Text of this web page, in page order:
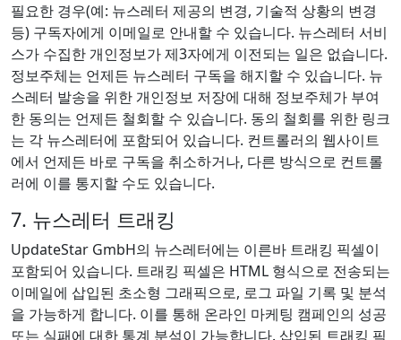
필요한 경우(예: 뉴스레터 제공의 변경, 기술적 상황의 변경
등) 구독자에게 이메일로 안내할 수 있습니다. 뉴스레터 서비
스가 수집한 개인정보가 제3자에게 이전되는 일은 없습니다.
정보주체는 언제든 뉴스레터 구독을 해지할 수 있습니다. 뉴
스레터 발송을 위한 개인정보 저장에 대해 정보주체가 부여
한 동의는 언제든 철회할 수 있습니다. 동의 철회를 위한 링크
는 각 뉴스레터에 포함되어 있습니다. 컨트롤러의 웹사이트
에서 언제든 바로 구독을 취소하거나, 다른 방식으로 컨트롤
러에 이를 통지할 수도 있습니다.
7. 뉴스레터 트래킹
UpdateStar GmbH의 뉴스레터에는 이른바 트래킹 픽셀이
포함되어 있습니다. 트래킹 픽셀은 HTML 형식으로 전송되는
이메일에 삽입된 초소형 그래픽으로, 로그 파일 기록 및 분석
을 가능하게 합니다. 이를 통해 온라인 마케팅 캠페인의 성공
또는 실패에 대한 통계 분석이 가능합니다. 삽입된 트래킹 픽